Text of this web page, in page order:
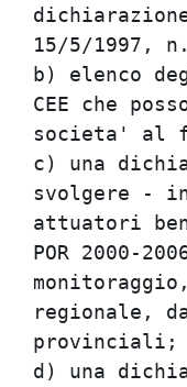
15/5/
b)
CEE che
c) una
attuatori
POR
d) una